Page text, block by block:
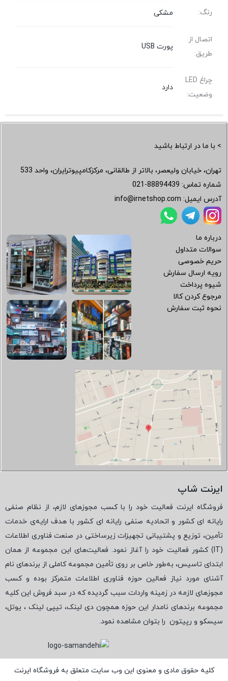
رنگ: مشکی
اتصال از
طریق:
پورت USB
چراغ LED
وضعیت:
دارد
> با ما در ارتباط باشید
تهران، خیابان ولیعصر، بالاتر از طالقانی، مرکزکامپیوترایران، واحد 533
شماره تماس: 021-88894439
آدرس ایمیل: info@irnetshop.com
درباره ما
سوالات متداول
حریم خصوصی
رویه ارسال سفارش
شیوه پرداخت
مرجوع کردن کالا
نحوه ثبت سفارش
ایرنت شاپ
فروشگاه ایرنت فعالیت خود را با کسب مجوزهای لازم، از نظام صنفی
رایانه ای کشور و اتحادیه صنفی رایانه ای کشور با هدف ارایه‌ی خدمات
تأمین، توزیع و پشتیبانی تجهیزات زیرساختی در صنعت فناوری اطلاعات
(
IT) کشور فعالیت خود را آغاز نمود. فعالیت‌های این مجموعه از همان
ابتدای تاسیس، به‌طور خاص بر روی تأمین مجموعه کاملی از برندهای نام
آشنای مورد نیاز فعالین حوزه فناوری اطلاعات متمرکز بوده و کسب
مجوزهای لازمه در زمینه واردات سبب گردیده که در سبد فروش این کلیه
مجموعه برندهای نامدار این حوزه همچون دی لینک، تیپی لینک ، یوتل،
سیسکو و رپیتون را بتوان مشاهده نمود.
کلیه حقوق مادی و معنوی این وب سایت متعلق به فروشگاه ایرنت